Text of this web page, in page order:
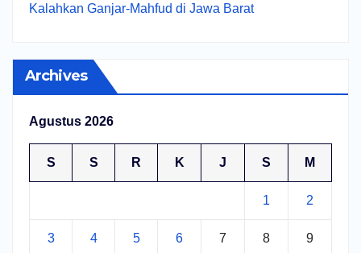
Kalahkan Ganjar-Mahfud di Jawa Barat
Archives
Agustus 2026
S S R K J S M
1 2
3 4 5 6 7 8 9